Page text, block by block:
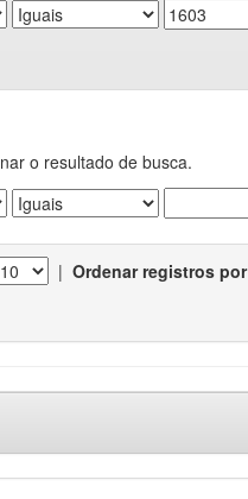
o resultado de busca.
| Ordenar registros por